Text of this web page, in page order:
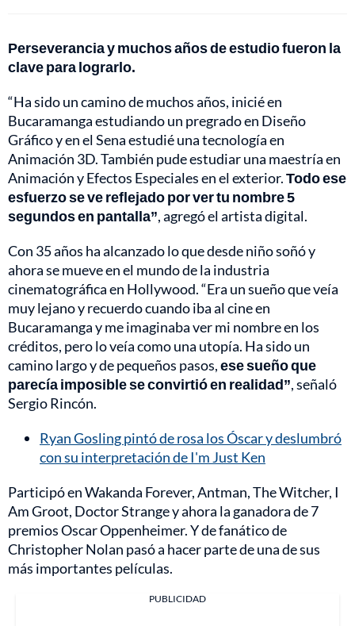
Perseverancia y muchos años de estudio fueron la
clave para lograrlo.
“Ha sido un camino de muchos años, inicié en
Bucaramanga estudiando un pregrado en Diseño
Gráfico y en el Sena estudié una tecnología en
Animación 3D. También pude estudiar una maestría en
Animación y Efectos Especiales en el exterior.Todo ese
esfuerzo se ve reflejado por ver tu nombre 5
segundos en pantalla”, agregó el artista digital.
Con 35 años ha alcanzado lo que desde niño soñó y
ahora se mueve en el mundo de la industria
cinematográfica en Hollywood. “Era un sueño que veía
muy lejano y recuerdo cuando iba al cine en
Bucaramanga y me imaginaba ver mi nombre en los
créditos, pero lo veía como una utopía. Ha sido un
camino largo y de pequeños pasos,ese sueño que
parecía imposible se convirtió en realidad”, señaló
Sergio Rincón.
Ryan Gosling pintó de rosa los Óscar y deslumbró
con su interpretación de I'm Just Ken
Participó en Wakanda Forever, Antman, The Witcher, I
Am Groot, Doctor Strange y ahora la ganadora de 7
premios Oscar Oppenheimer. Y de fanático de
Christopher Nolan pasó a hacer parte de una de sus
más importantes películas.
PUBLICIDAD